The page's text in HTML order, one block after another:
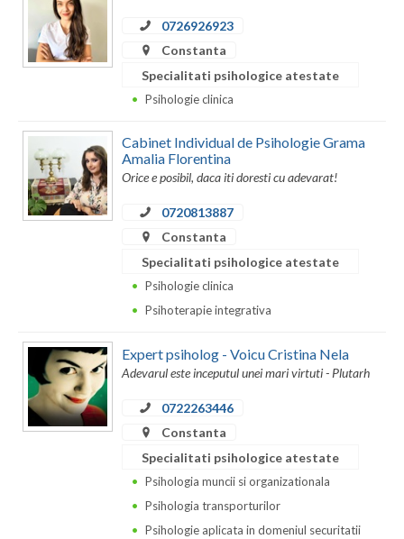
Calarasi
Caras-Severin
Constanta
Covasna
Dambovita
Gorj
Harghita
Hunedoara
0726926923
Constanta
Specialitati psihologice atestate
Psihologie clinica
Cabinet Individual de Psihologie Grama
Amalia Florentina
Orice e posibil, daca iti doresti cu adevarat!
0720813887
Constanta
Specialitati psihologice atestate
Psihologie clinica
Psihoterapie integrativa
Expert psiholog - Voicu Cristina Nela
Adevarul este inceputul unei mari virtuti - Plutarh
0722263446
Constanta
Specialitati psihologice atestate
Psihologia muncii si organizationala
Psihologia transporturilor
Psihologie aplicata in domeniul securitatii